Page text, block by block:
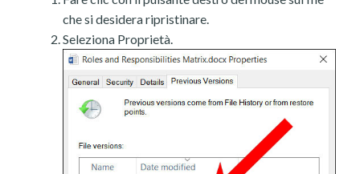
che si desidera ripristinare.
Seleziona Proprietà.